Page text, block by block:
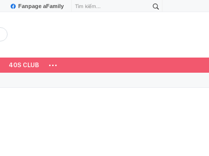
Fanpage aFamily
40S CLUB